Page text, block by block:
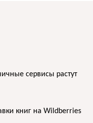
сервисы растут
книг на Wildberries